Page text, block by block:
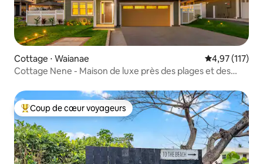
Cottage ⋅ Waianae Évaluation
4,97 (117)
Cottage Nene - Maison de luxe près des plages et des
Coups de cœur voyageurs les plus appréciés
Coup de cœur voyageurs